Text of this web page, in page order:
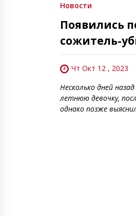
Новости
Появились
сожитель-
Чт Окт 12 , 2023
Несколько дней
летнюю девочку,
однако позже